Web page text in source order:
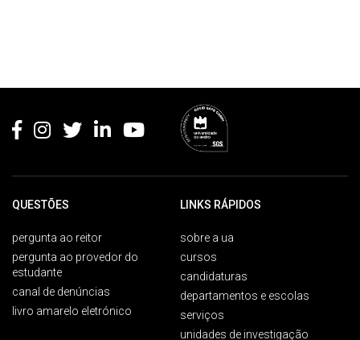
QUESTÕES
pergunta ao reitor
pergunta ao provedor do
estudante
canal de denúncias
livro amarelo eletrónico
LINKS RÁPIDOS
sobre a ua
cursos
candidaturas
departamentos e escolas
serviços
unidades de investigação